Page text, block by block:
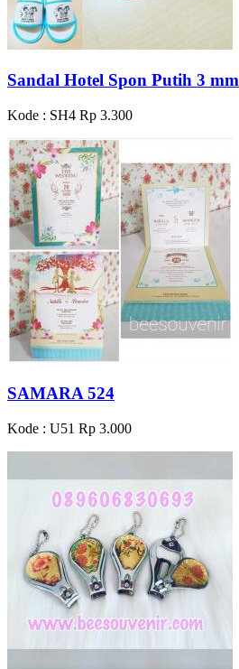
Sandal Hotel Spon Putih 3 mm
Kode : SH4 Rp 3.300
SAMARA 524
Kode : U51 Rp 3.000